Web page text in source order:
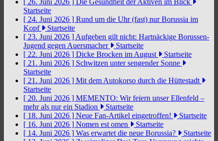
[ 26. Juni 2026 ] Die Gesundheit der Aktiven im Blick
Startseite
[ 24. Juni 2026 ] Rund um die Uhr (fast) nur Borussia im
Kopf
Startseite
[ 23. Juni 2026 ] Aufgeben gilt nicht: Hartnäckige Borussen-
Jugend gegen Auersmacher
Startseite
[ 22. Juni 2026 ] Dicke Brocken im August
Startseite
[ 21. Juni 2026 ] Schwitzen unter sengender Sonne
Startseite
[ 21. Juni 2026 ] Mit dem Autokorso durch die Hüttestadt
Startseite
[ 20. Juni 2026 ] MEMENTO: Wir feiern unser Ellenfeld –
mehr als nur ein Stadion
Startseite
[ 18. Juni 2026 ] Neue Fan-Artikel eingetroffen!
Startseite
[ 16. Juni 2026 ] Nomen est omen
Startseite
[ 14. Juni 2026 ] Was erwartet die neue Borussia?
Startseite